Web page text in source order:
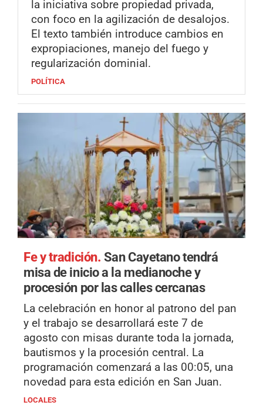
la iniciativa sobre propiedad privada,
con foco en la agilización de desalojos.
El texto también introduce cambios en
expropiaciones, manejo del fuego y
regularización dominial.
POLÍTICA
Fe y tradición. San Cayetano tendrá
misa de inicio a la medianoche y
procesión por las calles cercanas
La celebración en honor al patrono del pan
y el trabajo se desarrollará este 7 de
agosto con misas durante toda la jornada,
bautismos y la procesión central. La
programación comenzará a las 00:05, una
novedad para esta edición en San Juan.
LOCALES